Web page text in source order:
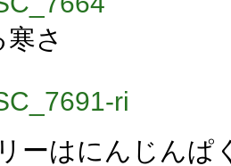
寒さ
ーはにんじんぱ